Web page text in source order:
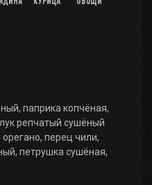
паприка копчёная,
репчатый сушёный
перец чили,
петрушка сушёная,